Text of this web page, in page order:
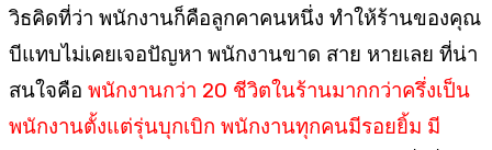
วิธคิดที่ว่า พนักงานก็คือลูกคาคนหนึ่ง ทำให้ร้านของคุณ
บีแทบไม่เคยเจอปัญหา พนักงานขาด สาย หายเลย ที่น่า
สนใจคือ พนักงานกว่า 20 ชีวิตในร้านมากกว่าครึ่งเป็น
พนักงานตั้งแต่รุ่นบุกเบิก พนักงานทุกคนมีรอยยิ้ม มี